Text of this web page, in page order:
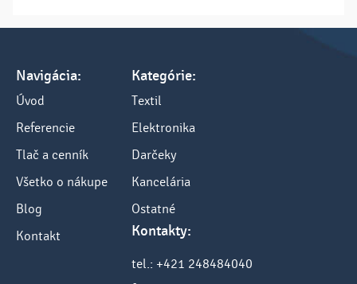
Navigácia:
Úvod
Referencie
Tlač a cenník
Všetko o nákupe
Blog
Kontakt
Kategórie:
Textil
Elektronika
Darčeky
Kancelária
Ostatné
Kontakty:
tel.: +421 248484040